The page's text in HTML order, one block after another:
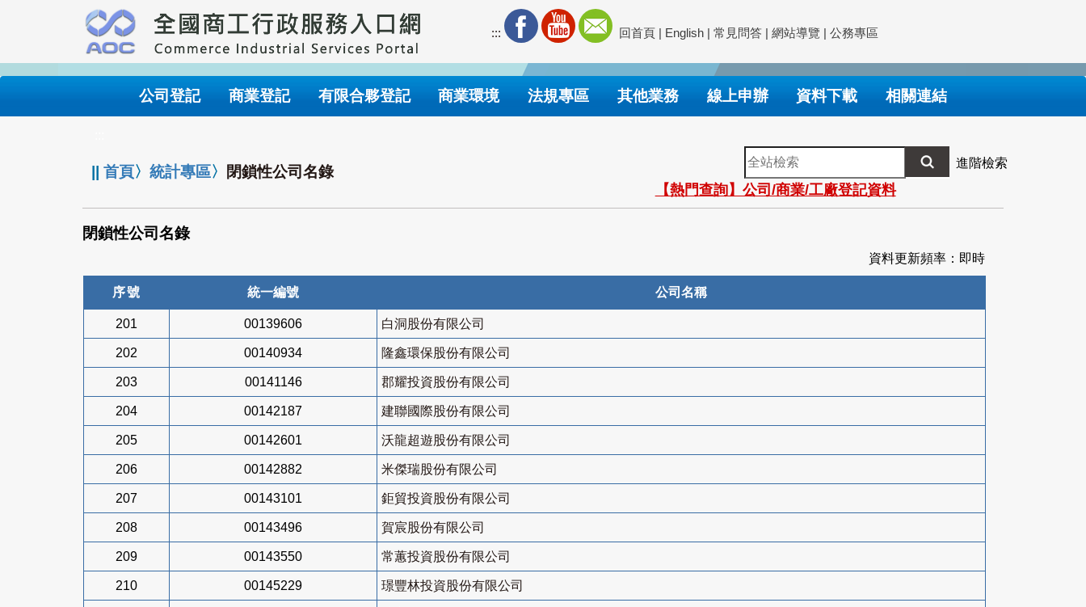
要
內
::: 回首頁 | English | 常見問答 | 網站導覽 | 公務專區
公司登記 商業登記 有限合夥登記 商業環境 法規專區 其他業務 線上申辦 資料下載 相關連結
||首頁〉統計專區〉 閉鎖性公司名錄
全
站
檢
索
進階檢索
【熱門查詢】公司/商業/工廠登記資料
閉鎖性公司名錄
資料更新頻率：即時
序號 統一編號 公司名稱
201 00139606 白洞股份有限公司
202 00140934 隆鑫環保股份有限公司
203 00141146 郡耀投資股份有限公司
204 00142187 建聯國際股份有限公司
205 00142601 沃龍超遊股份有限公司
206 00142882 米傑瑞股份有限公司
207 00143101 鉅貿投資股份有限公司
208 00143496 賀宸股份有限公司
209 00143550 常蕙投資股份有限公司
210 00145229 璟豐林投資股份有限公司